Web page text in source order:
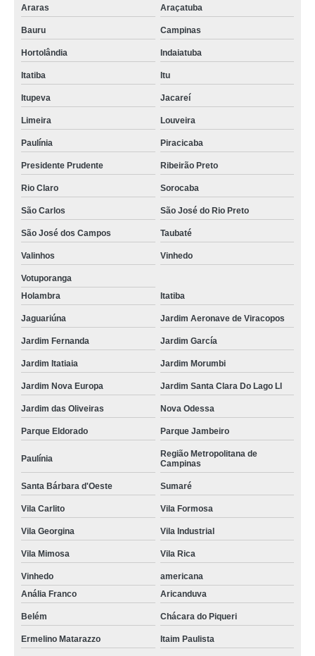
Araras Araçatuba
Bauru Campinas
Hortolândia Indaiatuba
Itatiba Itu
Itupeva Jacareí
Limeira Louveira
Paulínia Piracicaba
Presidente Prudente Ribeirão Preto
Rio Claro Sorocaba
São Carlos São José do Rio Preto
São José dos Campos Taubaté
Valinhos Vinhedo
Votuporanga
Holambra
Itatiba
Jaguariúna Jardim Aeronave de Viracopos
Jardim Fernanda Jardim García
Jardim Itatiaia Jardim Morumbi
Jardim Nova Europa Jardim Santa Clara Do Lago Ll
Jardim das Oliveiras Nova Odessa
Parque Eldorado Parque Jambeiro
Paulínia
Região Metropolitana de
Campinas
Santa Bárbara d'Oeste Sumaré
Vila Carlito Vila Formosa
Vila Georgina Vila Industrial
Vila Mimosa Vila Rica
Vinhedo
americana
Anália Franco
Aricanduva
Belém Chácara do Piqueri
Ermelino Matarazzo Itaim Paulista